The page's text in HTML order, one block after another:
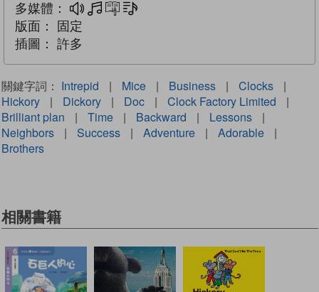
多媒體： 多媒體互動練習
版面：
固定
插圖：
許多
關鍵字詞： Intrepid | Mice | Business | Clocks
|
Hickory
| Dickory | Doc | Clock Factory Limited
|
Brilliant plan
| Time | Backward | Lessons
|
Neighbors
| Success | Adventure | Adorable
|
Brothers
相關書籍